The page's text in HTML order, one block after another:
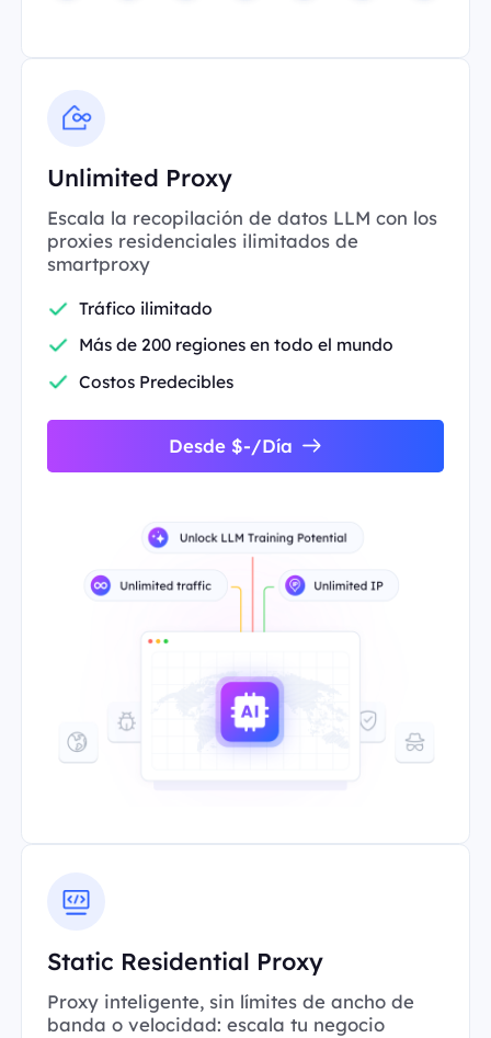
Unlimited Proxy
Escala la recopilación de datos LLM con los
proxies residenciales ilimitados de
smartproxy
Tráfico ilimitado
Más de 200 regiones en todo el mundo
Costos Predecibles
Desde $-/Día
Static Residential Proxy
Proxy inteligente, sin límites de ancho de
banda o velocidad: escala tu negocio